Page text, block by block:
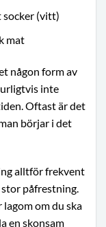
(vitt)
mat
någon form av
inte
Oftast är det
börjar i det
alltför frekvent
påfrestning.
om du ska
en skonsam